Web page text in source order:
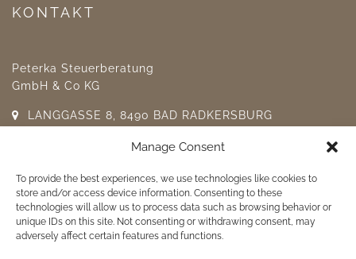
Manage Consent
To provide the best experiences, we use technologies like cookies to
store and/or access device information. Consenting to these
technologies will allow us to process data such as browsing behavior or
unique IDs on this site. Not consenting or withdrawing consent, may
adversely affect certain features and functions.
KONTAKT
Peterka Steuerberatung
GmbH & Co KG
LANGGASSE 8, 8490 BAD RADKERSBURG
FAX: +43 3476 23 17-4
Dostop za stranke